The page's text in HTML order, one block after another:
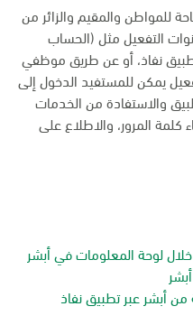
للمواطن والمقيم والزائر من
التفعيل مثل (الحساب
تطبيق نفاذ، أو عن طريق موظفي
يمكن للمستفيد الدخول إلى
والاستفادة من الخدمات
كلمة المرور، والاطلاع على
لوحة المعلومات في أبشر
أبشر عبر تطبيق نفاذ